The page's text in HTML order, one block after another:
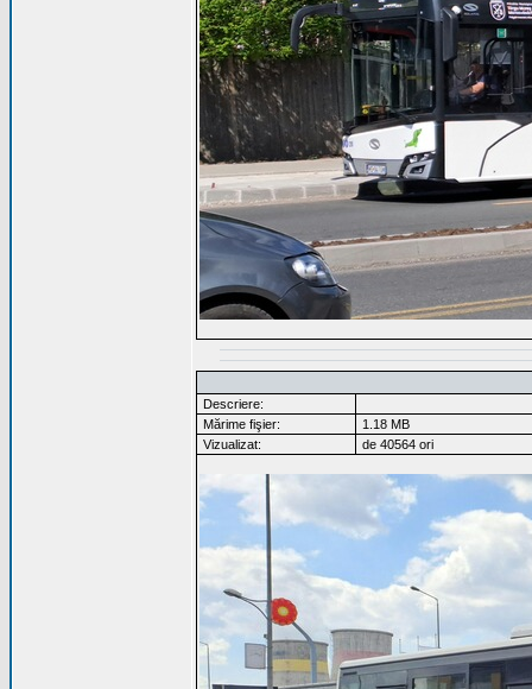
Descriere:
Mărime fişier:
1.18 MB
Vizualizat:
de 40564 ori